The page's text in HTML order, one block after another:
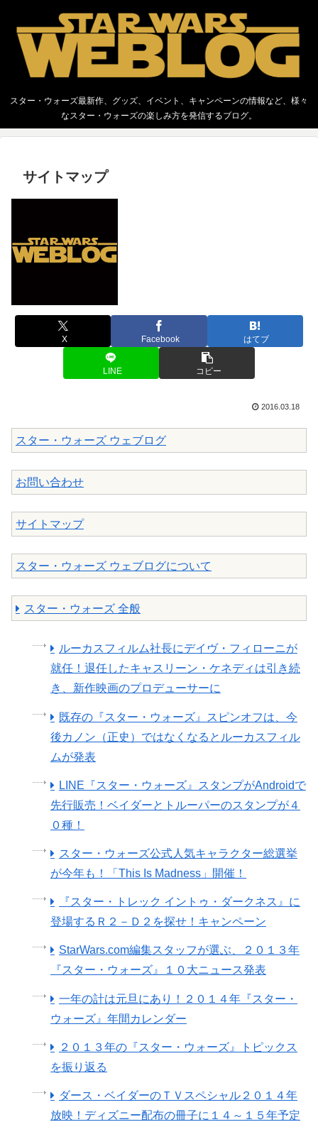
スター・ウォーズ最新作、グッズ、イベント、キャンペーンの情報など、様々
なスター・ウォーズの楽しみ方を発信するブログ。
サイトマップ
X Facebook はてブ
LINE コピー
2016.03.18
スター・ウォーズ ウェブログ
お問い合わせ
サイトマップ
スター・ウォーズ ウェブログについて
スター・ウォーズ 全般
ルーカスフィルム社長にデイヴ・フィローニが
就任！退任したキャスリーン・ケネディは引き続
き、新作映画のプロデューサーに
既存の『スター・ウォーズ』スピンオフは、今
後カノン（正史）ではなくなるとルーカスフィル
ムが発表
LINE『スター・ウォーズ』スタンプがAndroidで
先行販売！ベイダーとトルーパーのスタンプが４
０種！
スター・ウォーズ公式人気キャラクター総選挙
が今年も！「This Is Madness」開催！
『スター・トレック イントゥ・ダークネス』に
登場するＲ２－Ｄ２を探せ！キャンペーン
StarWars.com編集スタッフが選ぶ、２０１３年
『スター・ウォーズ』１０大ニュース発表
一年の計は元旦にあり！２０１４年『スター・
ウォーズ』年間カレンダー
２０１３年の『スター・ウォーズ』トピックス
を振り返る
ダース・ベイダーのＴＶスペシャル２０１４年
放映！ディズニー配布の冊子に１４～１５年予定